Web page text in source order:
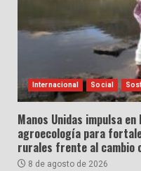
Internacional Social
Manos Unidas impulsa
agroecología para
rurales frente al cambio
8 de agosto de 2026